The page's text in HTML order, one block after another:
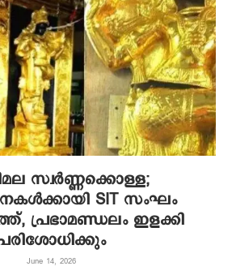
സ്വർണ്ണക്കൊള്ള;
SIT സംഘം
പ്രഭാമണ്ഡലം ഇളക്കി
June 14, 2026